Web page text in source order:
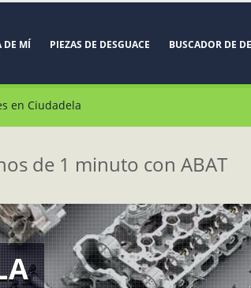
DE MÍ PIEZAS DE DESGUACE BUSCADOR DE
en Ciudadela
de 1 minuto con ABAT